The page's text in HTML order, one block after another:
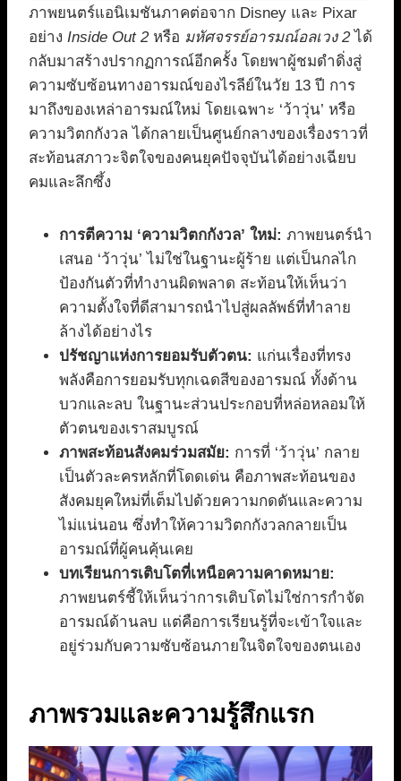
ภาพยนตร์แอนิเมชันภาคต่อจาก Disney และ Pixar
อย่าง Inside Out 2หรือ มหัศจรรย์อารมณ์อลเวง 2ได้
กลับมาสร้างปรากฏการณ์อีกครั้ง โดยพาผู้ชมดำดิ่งสู่
ความซับซ้อนทางอารมณ์ของไรลีย์ในวัย 13 ปี การ
มาถึงของเหล่าอารมณ์ใหม่ โดยเฉพาะ ‘ว้าวุ่น’ หรือ
ความวิตกกังวล ได้กลายเป็นศูนย์กลางของเรื่องราวที่
สะท้อนสภาวะจิตใจของคนยุคปัจจุบันได้อย่างเฉียบ
คมและลึกซึ้ง
การตีความ ‘ความวิตกกังวล’ ใหม่: ภาพยนตร์นำ
เสนอ ‘ว้าวุ่น’ ไม่ใช่ในฐานะผู้ร้าย แต่เป็นกลไก
ป้องกันตัวที่ทำงานผิดพลาด สะท้อนให้เห็นว่า
ความตั้งใจที่ดีสามารถนำไปสู่ผลลัพธ์ที่ทำลาย
ล้างได้อย่างไร
ปรัชญาแห่งการยอมรับตัวตน: แก่นเรื่องที่ทรง
พลังคือการยอมรับทุกเฉดสีของอารมณ์ ทั้งด้าน
บวกและลบ ในฐานะส่วนประกอบที่หล่อหลอมให้
ตัวตนของเราสมบูรณ์
ภาพสะท้อนสังคมร่วมสมัย: การที่ ‘ว้าวุ่น’ กลาย
เป็นตัวละครหลักที่โดดเด่น คือภาพสะท้อนของ
สังคมยุคใหม่ที่เต็มไปด้วยความกดดันและความ
ไม่แน่นอน ซึ่งทำให้ความวิตกกังวลกลายเป็น
อารมณ์ที่ผู้คนคุ้นเคย
บทเรียนการเติบโตที่เหนือความคาดหมาย:
ภาพยนตร์ชี้ให้เห็นว่าการเติบโตไม่ใช่การกำจัด
อารมณ์ด้านลบ แต่คือการเรียนรู้ที่จะเข้าใจและ
อยู่ร่วมกับความซับซ้อนภายในจิตใจของตนเอง
ภาพรวมและความรู้สึกแรก